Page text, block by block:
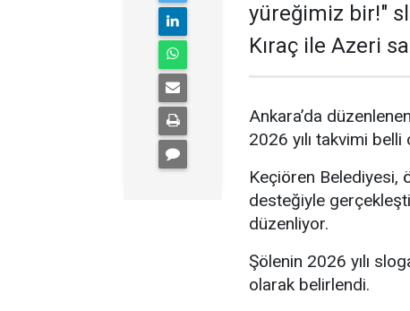
yüreğimiz bir!"
Kıraç ile Azeri
Ankara’da
2026 yılı takvimi belli
Keçiören Belediyesi,
desteğiyle
düzenliyor.
Şölenin 2026 yılı
olarak belirlendi.